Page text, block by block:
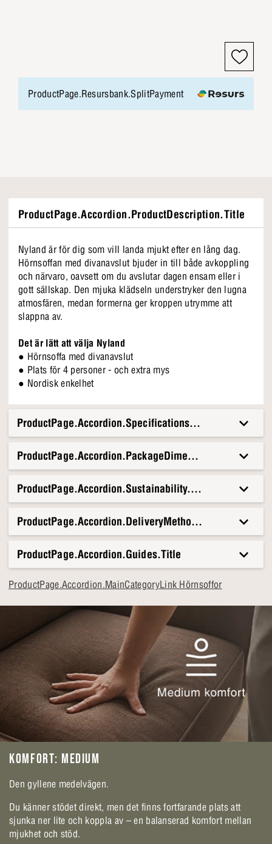
ProductPage.Resursbank.SplitPayment
ProductPage.Accordion.ProductDescription.Title
Nyland är för dig som vill landa mjukt efter en lång dag.
Hörnsoffan med divanavslut bjuder in till både avkoppling
och närvaro, oavsett om du avslutar dagen ensam eller i
gott sällskap. Den mjuka klädseln understryker den lugna
atmosfären, medan formerna ger kroppen utrymme att
slappna av.
Det är lätt att välja Nyland
● Hörnsoffa med divanavslut
● Plats för 4 personer - och extra mys
● Nordisk enkelhet
ProductPage.Accordion.Specifications.Title
ProductPage.Accordion.Sustainability.Title
ProductPage.Accordion.DeliveryMethods.Title
ProductPage.Accordion.Guides.Title
ProductPage.Accordion.MainCategoryLink Hörnsoffor
KOMFORT: MEDIUM
Den gyllene medelvägen.
Du känner stödet direkt, men det finns fortfarande plats att
sjunka ner lite och koppla av – en balanserad komfort mellan
mjukhet och stöd.